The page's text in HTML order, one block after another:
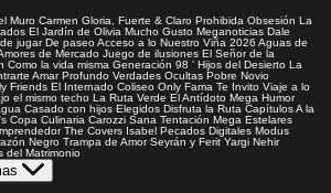
Muro Carmen Gloria, Fuerte & Claro Prohibida Obsesión La
El Jardín de Olivia Mucho Gusto Meganoticias Dale
jugar De paseoAcceso a lo Nuestro Viña 2026 Aguas de
de Mercado Juego de ilusiones El Señor de la
Como la vida misma Generación 98 ' Hijos del Desierto La
Amar Profundo Verdades Ocultas Pobre Novio
Friends El Internado Coliseo Only Fama Te Invito Viaje a lo
el mismo techo La Ruta Verde El Antídoto Mega Humor
Casado con hijos Elegidos Disfruta la Ruta CapítulosA la
Copa Culinaria Carozzi Sana Tentación Mega Estelares
The Covers Isabel Pecados Digitales Modus
Negro Trampa de Amor Seyrán y Ferit Yargi Nehir
del Matrimonio